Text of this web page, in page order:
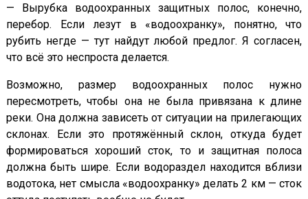
— Вырубка водоохранных защитных полос, конечно,
перебор. Если лезут в «водоохранку», понятно, что
рубить негде — тут найдут любой предлог. Я согласен,
что всё это неспроста делается.
Возможно, размер водоохранных полос нужно
пересмотреть, чтобы она не была привязана к длине
реки. Она должна зависеть от ситуации на прилегающих
склонах. Если это протяжённый склон, откуда будет
формироваться хороший сток, то и защитная полоса
должна быть шире. Если водораздел находится вблизи
водотока, нет смысла «водоохранку» делать 2 км — сток